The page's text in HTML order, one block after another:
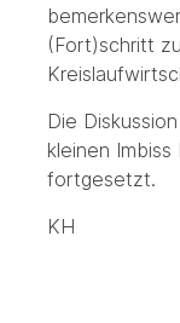
(Fort)schritt
Die
kleinen
fortgesetzt.
KH